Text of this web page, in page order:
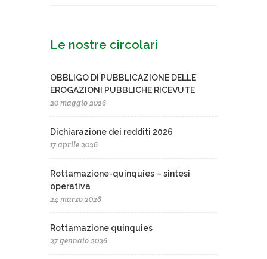
Le nostre circolari
OBBLIGO DI PUBBLICAZIONE DELLE
EROGAZIONI PUBBLICHE RICEVUTE
20 maggio 2026
Dichiarazione dei redditi 2026
17 aprile 2026
Rottamazione-quinquies – sintesi
operativa
24 marzo 2026
Rottamazione quinquies
27 gennaio 2026